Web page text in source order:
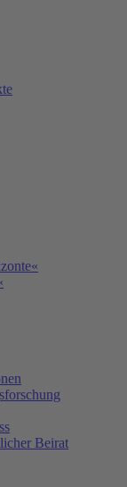
Beirat